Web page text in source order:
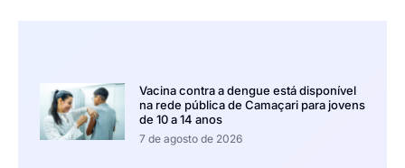
Vacina contra a dengue está disponível
na rede pública de Camaçari para jovens
de 10 a 14 anos
7 de agosto de 2026